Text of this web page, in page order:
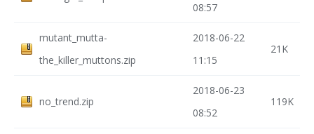
08:57
mutant_mutta-
the_killer_muttons.zip
2018-06-22
11:15
21K
no_trend.zip
2018-06-23
08:52
119K